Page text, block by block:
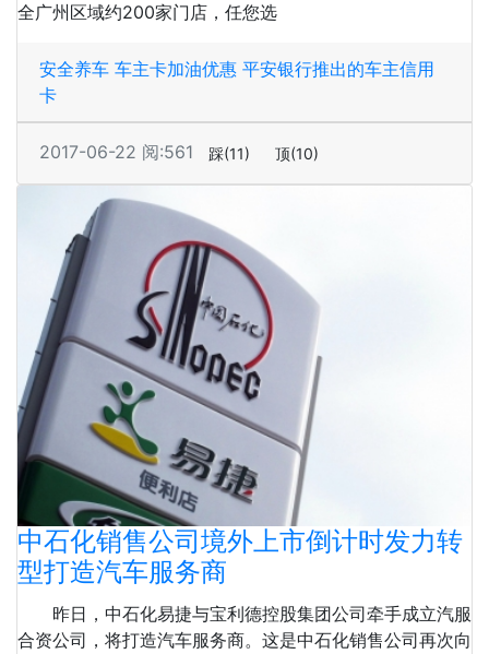
全广州区域约200家门店，任您选
安全养车 车主卡加油优惠 平安银行推出的车主信用
卡
2017-06-22 阅:561 踩(11) 顶(10)
中石化销售公司境外上市倒计时发力转
型打造汽车服务商
昨日，中石化易捷与宝利德控股集团公司牵手成立汽服
合资公司，将打造汽车服务商。这是中石化销售公司再次向